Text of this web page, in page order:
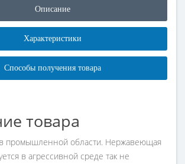
Описание
Характеристики
Способы получения товара
товара
в промышленной области. Нержавеющая
в агрессивной среде так не